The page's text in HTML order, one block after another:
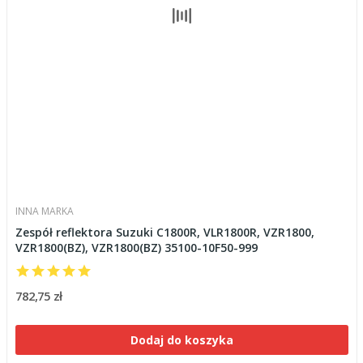
INNA MARKA
Zespół reflektora Suzuki C1800R, VLR1800R, VZR1800,
VZR1800(BZ), VZR1800(BZ) 35100-10F50-999
782,75 zł
Dodaj do koszyka